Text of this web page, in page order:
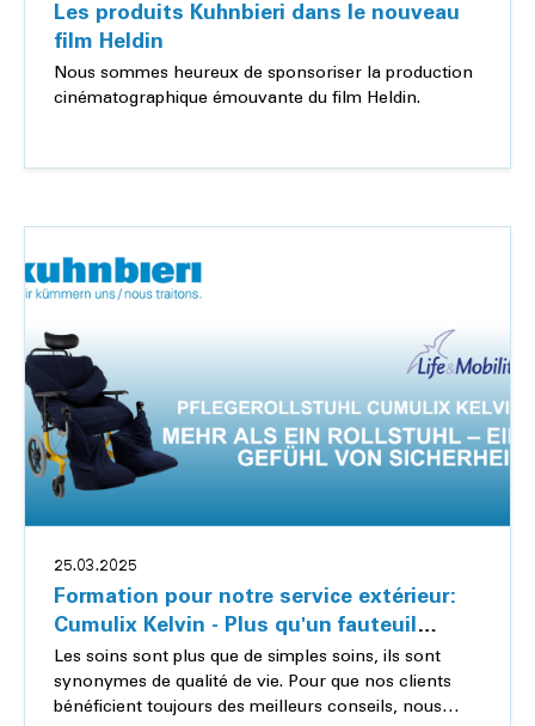
Les produits Kuhnbieri dans le nouveau
film Heldin
Nous sommes heureux de sponsoriser la production
cinématographique émouvante du film Heldin.
25.03.2025
Formation pour notre service extérieur:
Cumulix Kelvin - Plus qu'un fauteuil
roulant
Les soins sont plus que de simples soins, ils sont
synonymes de qualité de vie. Pour que nos clients
bénéficient toujours des meilleurs conseils, nous